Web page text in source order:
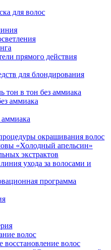
для волос
прямого действия
для блондирования
тон в тон без аммиака
аммиака
аммиака
окрашивания волос
«Холодный апельсин»
экстрактов
ухода за волосами и
программа
волос
волос